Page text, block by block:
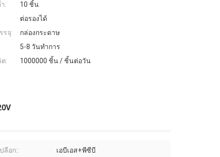
:
10 ชิ้น
ต่อรองได้
รจุ:
กล่องกระดาษ
5-8 วันทำการ
:
1000000 ชิ้น / ชิ้นต่อวัน
ลือก:: เอบีเอส+พีซีบี